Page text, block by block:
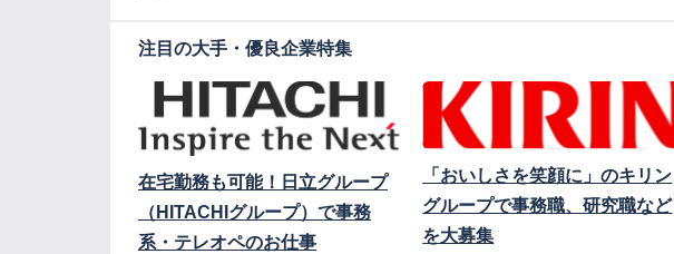
注目の大手・優良企業特集
在宅勤務も可能！日立グループ
（HITACHIグループ）で事務
系・テレオペのお仕事
「おいしさを笑顔に」のキリン
グループで事務職、研究職など
を大募集